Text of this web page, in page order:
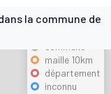
2026 Fiche espèce
(Linnaeus, 1758)
la commune de
Précision
maille 10km
département
inconnu